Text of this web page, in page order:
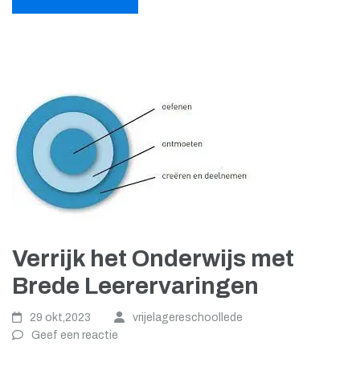
Verrijk het Onderwijs met
Brede Leerervaringen
29 okt,2023
vrijelagereschoollede
Geef een reactie